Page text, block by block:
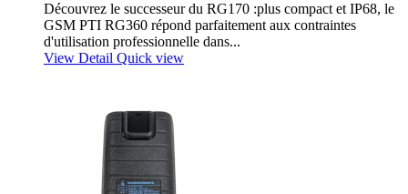
Découvrez le successeur du RG170 :plus compact et IP68, le
GSM PTI RG360 répond parfaitement aux contraintes
d'utilisation professionnelle dans...
View Detail Quick view